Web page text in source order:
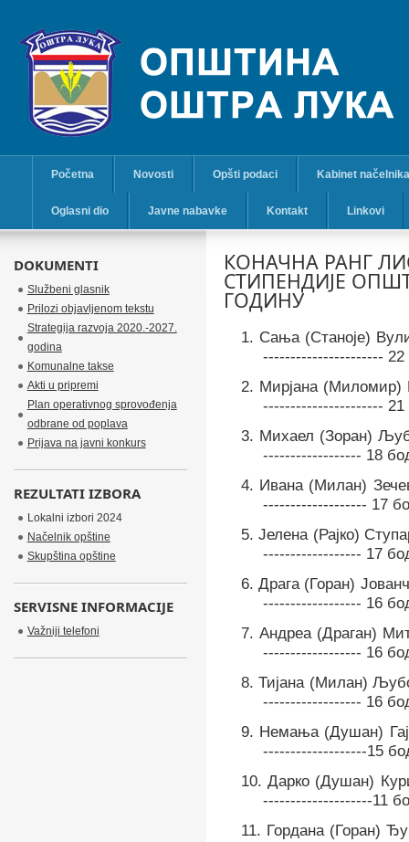
Početna Novosti Opšti podaci Kabinet načelnika
Oglasni dio Javne nabavke Kontakt Linkovi
КОНАЧНА РАНГ
СТИПЕНДИЈЕ
ГОДИНУ
1. Сања (Станоје)
---------------------- 22
2. Мирјана (Миломир)
---------------------- 21
3. Михаел (Зоран)
------------------ 18
4. Ивана (Милан)
------------------- 17
5. Јелена (Рајко)
------------------ 17
6. Драга (Горан)
------------------ 16
7. Андреа (Драган)
------------------ 16
8. Тијана (Милан)
------------------ 16
9. Немања (Душан)
-------------------15
10. Дарко (Душан)
--------------------11
11. Гордана (Горан)
DOKUMENTI
Službeni glasnik
Prilozi objavljenom tekstu
Strategija razvoja 2020.-2027.
godina
Komunalne takse
Akti u pripremi
Plan operativnog sprovođenja
odbrane od poplava
Prijava na javni konkurs
REZULTATI IZBORA
Lokalni izbori 2024
Načelnik opštine
Skupština opštine
SERVISNE INFORMACIJE
Važniji telefoni